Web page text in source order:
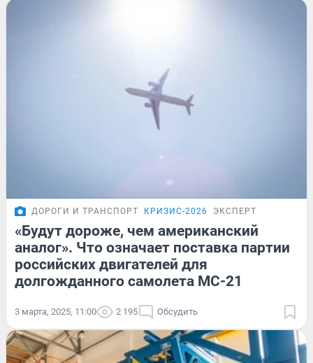
ДОРОГИ И ТРАНСПОРТ КРИЗИС-2026 ЭКСПЕРТ
«Будут дороже, чем американский
аналог». Что означает поставка партии
российских двигателей для
долгожданного самолета МС-21
3 марта, 2025, 11:00 2 195 Обсудить